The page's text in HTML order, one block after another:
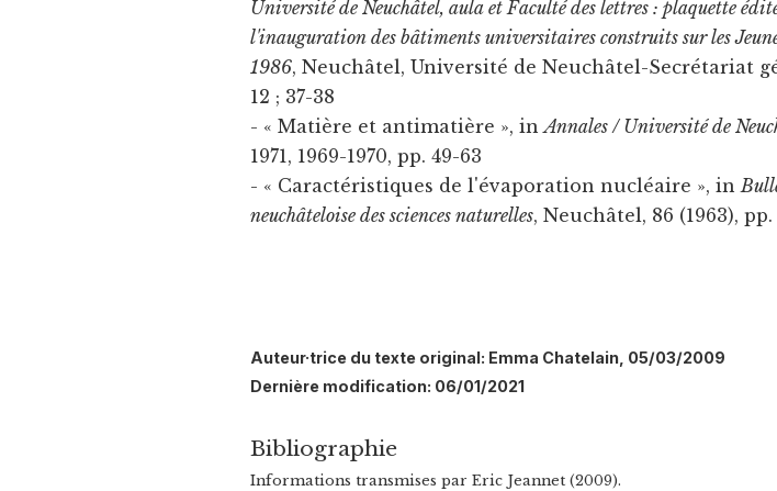
Université de Neuchâtel, aula et Faculté des lettres : plaquette
l'inauguration des bâtiments universitaires construits sur les
1986, Neuchâtel, Université de Neuchâtel-Secrétariat
12 ; 37-38
- « Matière et antimatière », inAnnales / Université de
1971, 1969-1970, pp. 49-63
- « Caractéristiques de l'évaporation nucléaire », in
neuchâteloise des sciences naturelles, Neuchâtel, 86 (1963), pp.
Auteur·trice du texte original: Emma Chatelain, 05/03/2009
Dernière modification: 06/01/2021
Bibliographie
Informations transmises par Eric Jeannet (2009).